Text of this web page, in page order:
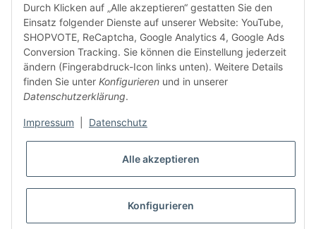
Durch Klicken auf „Alle akzeptieren“ gestatten Sie den
Einsatz folgender Dienste auf unserer Website: YouTube,
SHOPVOTE, ReCaptcha, Google Analytics 4, Google Ads
Conversion Tracking. Sie können die Einstellung jederzeit
ändern (Fingerabdruck-Icon links unten). Weitere Details
finden Sie unter Konfigurieren und in unserer
Datenschutzerklärung.
Impressum Datenschutz
Alle akzeptieren
Konfigurieren